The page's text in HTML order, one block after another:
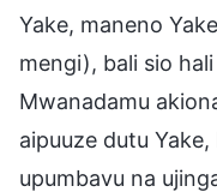
Yake, maneno
mengi), bali sio
Mwanadamu
aipuuze dutu
upumbavu na